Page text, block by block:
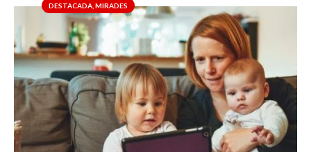
DESTACADA MIRADES